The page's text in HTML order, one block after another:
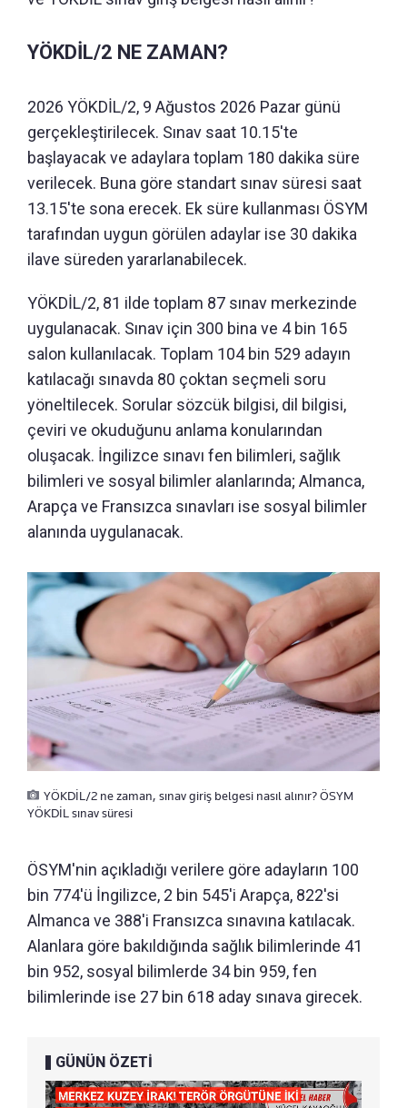
YÖKDİL/2 NE ZAMAN?
2026 YÖKDİL/2, 9 Ağustos 2026 Pazar günü
gerçekleştirilecek. Sınav saat 10.15'te
başlayacak ve adaylara toplam 180 dakika süre
verilecek. Buna göre standart sınav süresi saat
13.15'te sona erecek. Ek süre kullanması ÖSYM
tarafından uygun görülen adaylar ise 30 dakika
ilave süreden yararlanabilecek.
YÖKDİL/2, 81 ilde toplam 87 sınav merkezinde
uygulanacak. Sınav için 300 bina ve 4 bin 165
salon kullanılacak. Toplam 104 bin 529 adayın
katılacağı sınavda 80 çoktan seçmeli soru
yöneltilecek. Sorular sözcük bilgisi, dil bilgisi,
çeviri ve okuduğunu anlama konularından
oluşacak. İngilizce sınavı fen bilimleri, sağlık
bilimleri ve sosyal bilimler alanlarında; Almanca,
Arapça ve Fransızca sınavları ise sosyal bilimler
alanında uygulanacak.
YÖKDİL/2 ne zaman, sınav giriş belgesi nasıl alınır? ÖSYM
YÖKDİL sınav süresi
ÖSYM'nin açıkladığı verilere göre adayların 100
bin 774'ü İngilizce, 2 bin 545'i Arapça, 822'si
Almanca ve 388'i Fransızca sınavına katılacak.
Alanlara göre bakıldığında sağlık bilimlerinde 41
bin 952, sosyal bilimlerde 34 bin 959, fen
bilimlerinde ise 27 bin 618 aday sınava girecek.
GÜNÜN ÖZETİ